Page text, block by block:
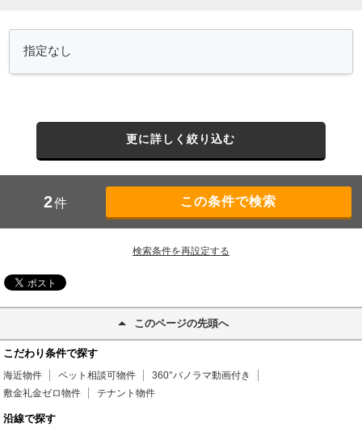
更に詳しく絞り込む
2件
検索条件を再設定する
このページの先頭へ
こだわり条件で探す
海近物件 ペット相談可物件
360°パノラマ動画付き
敷金礼金ゼロ物件
テナント物件
沿線で探す